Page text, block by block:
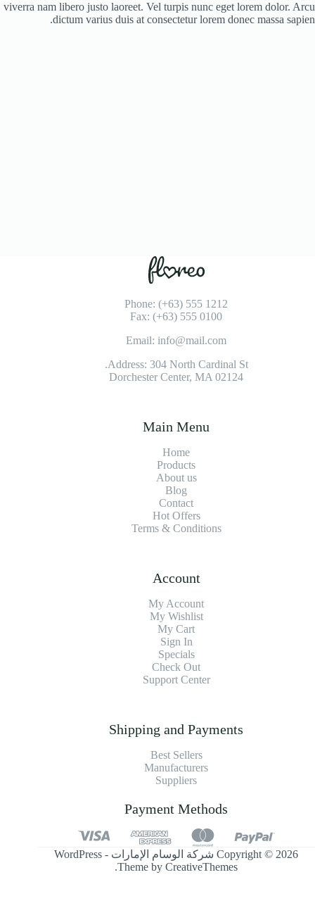
viverra nam libero justo laoreet. Vel turpis nunc eget lorem dolor. Arcu
dictum varius duis at consectetur lorem donec massa sapien.
Phone: (+63) 555 1212
Fax: (+63) 555 0100
Email: info@mail.com
Address: 304 North Cardinal St.
Dorchester Center, MA 02124
Main Menu
Home
Products
About us
Blog
Contact
Hot Offers
Terms & Conditions
Account
My Account
My Wishlist
My Cart
Sign In
Specials
Check Out
Support Center
Shipping and Payments
Best Sellers
Manufacturers
Suppliers
Payment Methods
Copyright © 2026 شركة الوسام الإمارات - WordPress
Theme byCreativeThemes
.